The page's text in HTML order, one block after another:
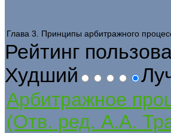
Глава 3. Принципы арбитражного
Рейтинг
Худший
Арбитражное
(Отв. ред. А.А.